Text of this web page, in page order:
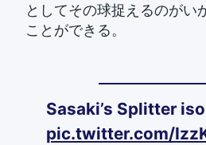
としてその球捉えるのがい
ことができる。
Sasaki’s Splitter
pic.twitter.com/